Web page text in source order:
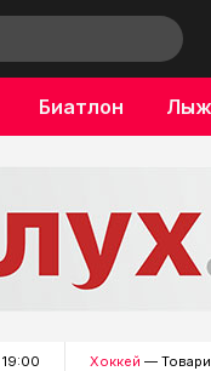
Биатлон
19:00 Хоккей —